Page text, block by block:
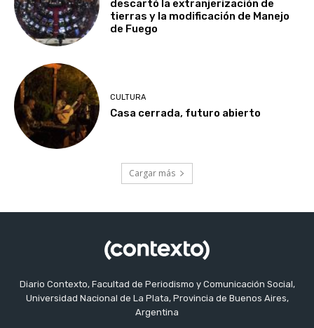
descartó la extranjerización de
tierras y la modificación de Manejo
de Fuego
CULTURA
Casa cerrada, futuro abierto
Cargar más
Diario Contexto, Facultad de Periodismo y Comunicación Social,
Universidad Nacional de La Plata, Provincia de Buenos Aires,
Argentina